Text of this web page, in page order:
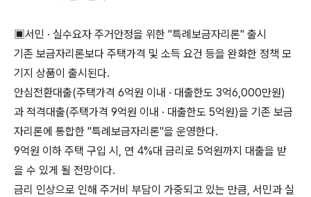
▣서민 · 실수요자 주거안정을 위한 "특례보금자리론" 출시
기존 보금자리론보다 주택가격 및 소득 요건 등을 완화한 정책 모
기지 상품이 출시된다.
안심전환대출(주택가격 6억원 이내 · 대출한도 3억6,000만원)
과 적격대출(주택가격 9억원 이내 · 대출한도 5억원)을 기존 보금
자리론에 통합한 "특례보금자리론"을 운영한다.
9억원 이하 주택 구입 시, 연 4%대 금리로 5억원까지 대출을 받
을 수 있게 될 전망이다.
금리 인상으로 인해 주거비 부담이 가중되고 있는 만큼, 서민과 실